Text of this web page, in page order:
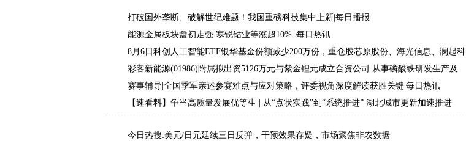
打破国外垄断、破解世纪难题！我国重磅科技集中上新|每日播报
能源金属板块盘初走强 寒锐钴业等涨超10%_每日热讯
8月6日科创人工智能ETF银华基金份额减少200万份，重仓股芯原股份、海光信息、澜起科
彩客新能源(01986)附属拟出资5126万元与紫金锂元成立合资公司 从事磷酸铁研发生产及
销售业务赛事辅导|全国季军亲述参赛难点与应对策略，评委视角深度解读获胜关键|每日热讯
【速看料】争当高质量发展优等生 | 从“点状实践”到“系统推进” 湖北城市更新加速推进
今日热搜:美元/日元延续三日反弹，干预效果存疑，市场聚焦非农数据